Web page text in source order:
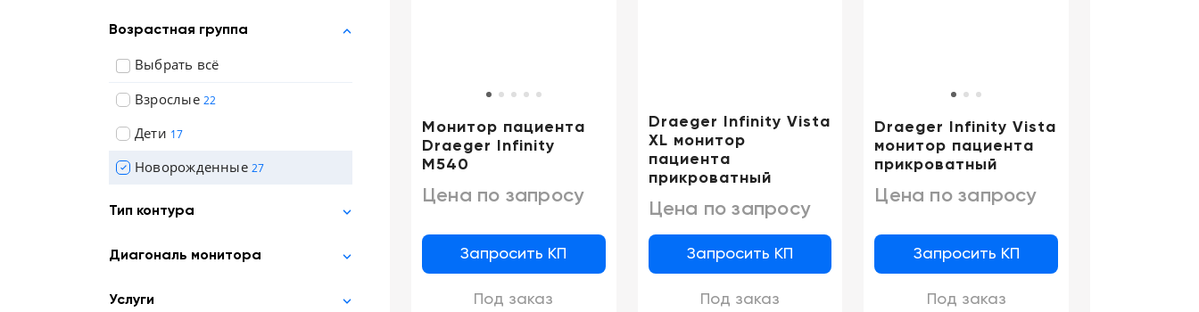
Возрастная группа
Выбрать всё
Взрослые 22
Дети 17
Новорожденные 27
Тип контура
Диагональ монитора
Услуги
Монитор пациента
Draeger Infinity
M540
Цена по запросу
Запросить КП
Под заказ
Draeger Infinity Vista
XL монитор
пациента
прикроватный
Цена по запросу
Запросить КП
Под заказ
Draeger Infinity Vista
монитор пациента
прикроватный
Цена по запросу
Запросить КП
Под заказ